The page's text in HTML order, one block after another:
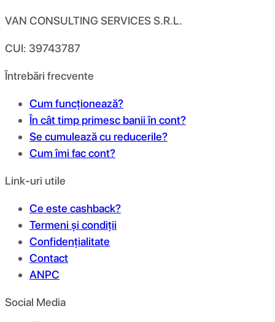
VAN CONSULTING SERVICES S.R.L.
CUI: 39743787
Întrebări frecvente
Cum funcționează?
În cât timp primesc banii în cont?
Se cumulează cu reducerile?
Cum îmi fac cont?
Link-uri utile
Ce este cashback?
Termeni și condiții
Confidențialitate
Contact
ANPC
Social Media